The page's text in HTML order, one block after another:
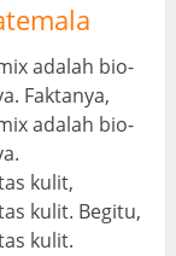
adalah bio-
Faktanya,
adalah bio-
kulit,
kulit. Begitu,
kulit.